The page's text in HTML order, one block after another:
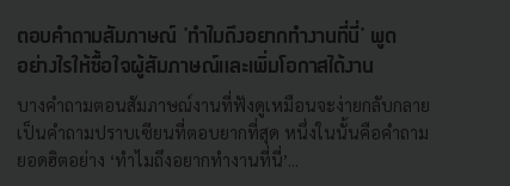
ตอบคำถามสัมภาษณ์ 'ทำไมถึงอยากทำงานที่นี่' พูด
อย่างไรให้ซื้อใจผู้สัมภาษณ์และเพิ่มโอกาสได้งาน
บางคำถามตอนสัมภาษณ์งานที่ฟังดูเหมือนจะง่ายกลับกลาย
เป็นคำถามปราบเซียนที่ตอบยากที่สุด หนึ่งในนั้นคือคำถาม
ยอดฮิตอย่าง ‘ทำไมถึงอยากทำงานที่นี่’...